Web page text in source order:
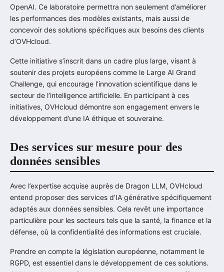
OpenAI. Ce laboratoire permettra non seulement d’améliorer
les performances des modèles existants, mais aussi de
concevoir des solutions spécifiques aux besoins des clients
d’OVHcloud.
Cette initiative s’inscrit dans un cadre plus large, visant à
soutenir des projets européens comme le Large AI Grand
Challenge, qui encourage l’innovation scientifique dans le
secteur de l’intelligence artificielle. En participant à ces
initiatives, OVHcloud démontre son engagement envers le
développement d’une IA éthique et souveraine.
Des services sur mesure pour des
données sensibles
Avec l’expertise acquise auprès de Dragon LLM, OVHcloud
entend proposer des services d’IA générative spécifiquement
adaptés aux données sensibles. Cela revêt une importance
particulière pour les secteurs tels que la santé, la finance et la
défense, où la confidentialité des informations est cruciale.
Prendre en compte la législation européenne, notamment le
RGPD, est essentiel dans le développement de ces solutions.